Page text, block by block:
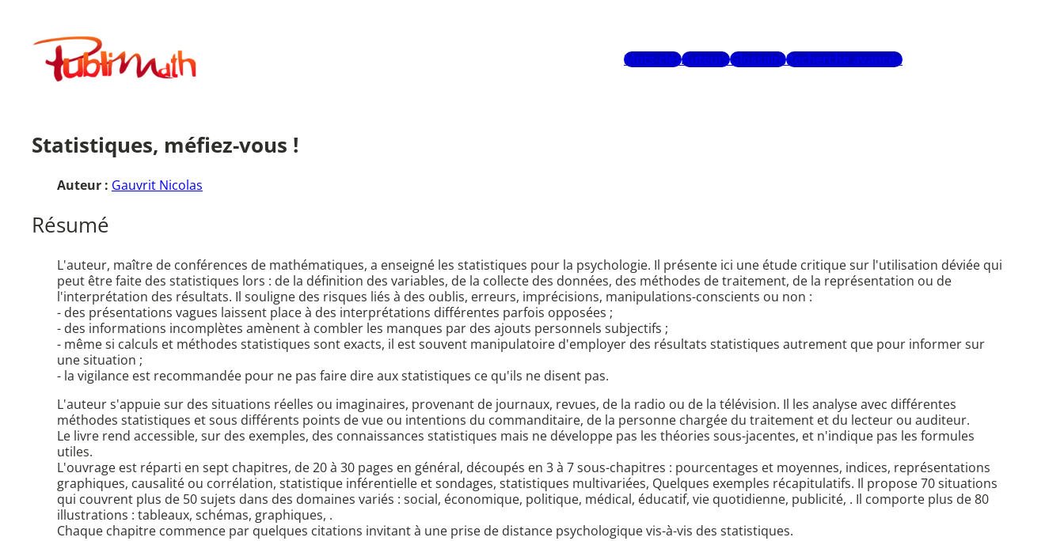
contenuPublimath
Mots-clésAuteursGlossaireRecherche avancée
Statistiques, méfiez-vous !
Auteur : Gauvrit Nicolas
Résumé
L'auteur, maître de conférences de mathématiques, a enseigné les statistiques pour la psychologie. Il présente ici une étude critique sur l'utilisation déviée qui
peut être faite des statistiques lors : de la définition des variables, de la collecte des données, des méthodes de traitement, de la représentation ou de
l'interprétation des résultats. Il souligne des risques liés à des oublis, erreurs, imprécisions, manipulations-conscients ou non :
- des présentations vagues laissent place à des interprétations différentes parfois opposées ;
- des informations incomplètes amènent à combler les manques par des ajouts personnels subjectifs ;
- même si calculs et méthodes statistiques sont exacts, il est souvent manipulatoire d'employer des résultats statistiques autrement que pour informer sur
une situation ;
- la vigilance est recommandée pour ne pas faire dire aux statistiques ce qu'ils ne disent pas.
L'auteur s'appuie sur des situations réelles ou imaginaires, provenant de journaux, revues, de la radio ou de la télévision. Il les analyse avec différentes
méthodes statistiques et sous différents points de vue ou intentions du commanditaire, de la personne chargée du traitement et du lecteur ou auditeur.
Le livre rend accessible, sur des exemples, des connaissances statistiques mais ne développe pas les théories sous-jacentes, et n'indique pas les formules
utiles.
L'ouvrage est réparti en sept chapitres, de 20 à 30 pages en général, découpés en 3 à 7 sous-chapitres : pourcentages et moyennes, indices, représentations
graphiques, causalité ou corrélation, statistique inférentielle et sondages, statistiques multivariées, Quelques exemples récapitulatifs. Il propose 70 situations
qui couvrent plus de 50 sujets dans des domaines variés : social, économique, politique, médical, éducatif, vie quotidienne, publicité, . Il comporte plus de 80
illustrations : tableaux, schémas, graphiques, .
Chaque chapitre commence par quelques citations invitant à une prise de distance psychologique vis-à-vis des statistiques.